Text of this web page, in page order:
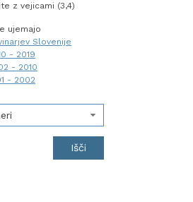
z vejicami (3,4)
ujemajo
Slovenije
- 2019
- 2010
- 2002